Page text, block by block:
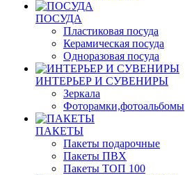
ПОСУДА
Пластиковая посуда
Керамическая посуда
Одноразовая посуда
ИНТЕРЬЕР И СУВЕНИРЫ
Зеркала
Фоторамки,фотоальбомы
ПАКЕТЫ
Пакеты подарочные
Пакеты ПВХ
Пакеты ТОП 100